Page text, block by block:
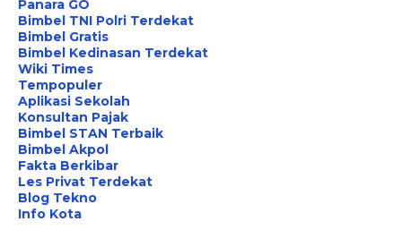
Panara GO
Bimbel TNI Polri Terdekat
Bimbel Gratis
Bimbel Kedinasan Terdekat
Wiki Times
Tempopuler
Aplikasi Sekolah
Konsultan Pajak
Bimbel STAN Terbaik
Bimbel Akpol
Fakta Berkibar
Les Privat Terdekat
Blog Tekno
Info Kota